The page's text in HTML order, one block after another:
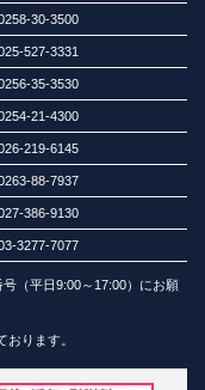
30-3500
527-3331
35-3530
21-4300
219-6145
88-7937
386-9130
3277-7077
（平日9:00～17:00）にお願
ります。